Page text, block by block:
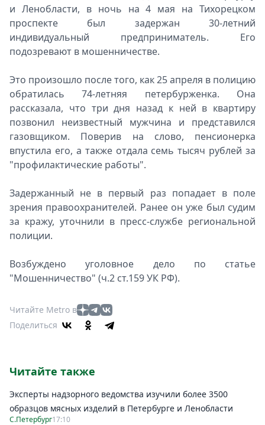
и Ленобласти, в ночь на 4 мая на Тихорецком
проспекте был задержан 30-летний
индивидуальный предприниматель. Его
подозревают в мошенничестве.
Это произошло после того, как 25 апреля в полицию
обратилась 74-летняя петербурженка. Она
рассказала, что три дня назад к ней в квартиру
позвонил неизвестный мужчина и представился
газовщиком. Поверив на слово, пенсионерка
впустила его, а также отдала семь тысяч рублей за
"профилактические работы".
Задержанный не в первый раз попадает в поле
зрения правоохранителей. Ранее он уже был судим
за кражу, уточнили в пресс-службе региональной
полиции.
Возбуждено уголовное дело по статье
"Мошенничество" (ч.2 ст.159 УК РФ).
Читайте Metro в
Поделиться
Читайте также
Эксперты надзорного ведомства изучили более 3500
образцов мясных изделий в Петербурге и Ленобласти
С.Петербург17:10